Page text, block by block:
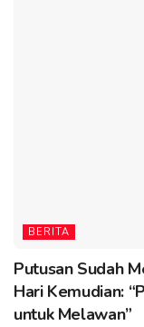
BERITA
Putusan Sudah
Hari Kemudian:
untuk Melawan”